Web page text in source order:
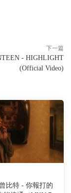
下一篇
- HIGHLIGHT
(Official Video)
比特 - 你報打的